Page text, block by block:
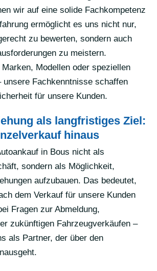
wir auf eine solide Fachkompetenz
ermöglicht es uns nicht nur,
zu bewerten, sondern auch
zu meistern.
Modellen oder speziellen
unsere Fachkenntnisse schaffen
für unsere Kunden.
als langfristiges Ziel:
hinaus
in Bous nicht als
sondern als Möglichkeit,
aufzubauen. Das bedeutet,
dem Verkauf für unsere Kunden
Fragen zur Abmeldung,
zukünftigen Fahrzeugverkäufen –
als Partner, der über den